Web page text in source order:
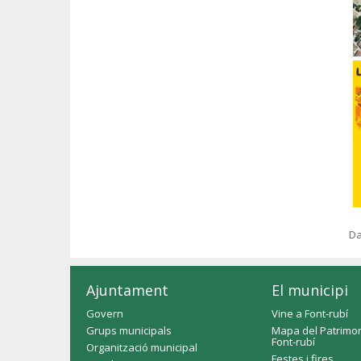
Ajuntament
Govern
Grups municipals
Organització municipal
El municipi
Vine a Font-rubí
Mapa del
Font-rubí